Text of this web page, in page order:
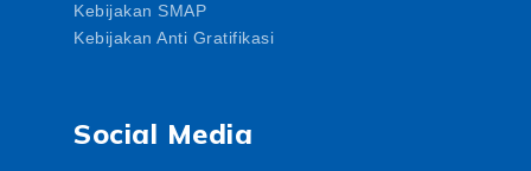
Kebijakan SMAP
Kebijakan Anti Gratifikasi
Social Media